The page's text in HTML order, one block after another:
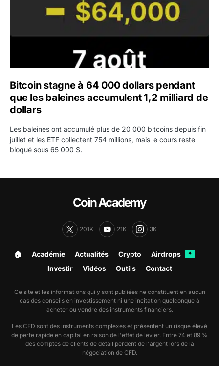
Bitcoin stagne à 64 000 dollars pendant
que les baleines accumulent 1,2 milliard de
dollars
Les baleines ont accumulé plus de 20 000 bitcoins depuis fin
juillet et les ETF collectent 754 millions, mais le cours reste
bloqué sous 65 000 $.
Coin Academy
201K 21K 3K
🏠︎ Académie Actualités Crypto Airdrops ✦
Investir Vidéos Outils Contact
Ce site et les informations qui y sont publiées ne constituent en aucun
cas des conseils en investissement ni une incitation quelconque à
acheter ou vendre des instruments financiers.
Les CFD sont des instruments complexes et présentent un risque élevé
de perte rapide en capital en raison de l'effet de levier. Entre 74 et 89 %
des comptes de clients de détail perdent de l'argent lors de la
négociation de CFD.